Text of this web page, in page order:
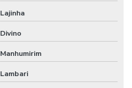
Lajinha
Divino
Manhumirim
Lambari